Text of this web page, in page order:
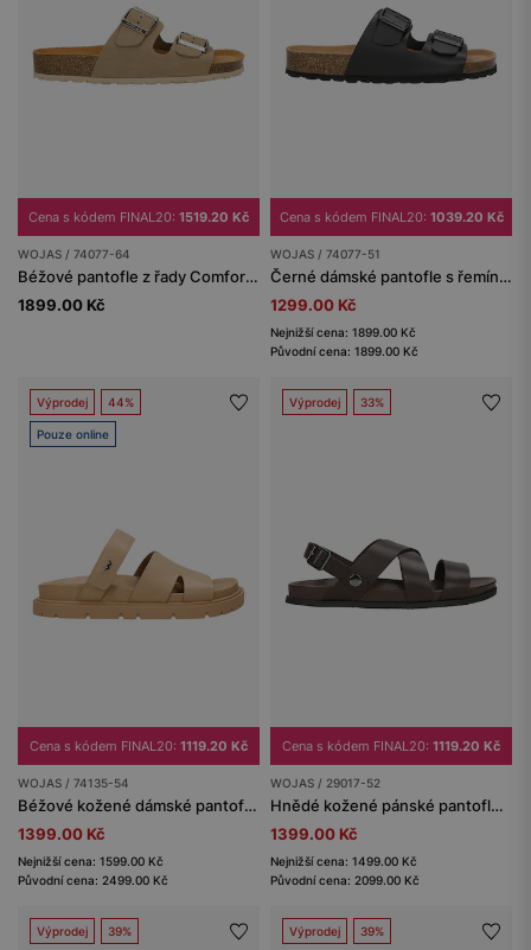
Cena s kódem FINAL20: 1519.20 Kč
WOJAS / 74077-64
Béžové pantofle z řady Comfort na korkové podrážce
1899.00 Kč
Cena s kódem FINAL20: 1039.20 Kč
WOJAS / 74077-51
Černé dámské pantofle s řemínky a korkovou podrážkou
1299.00 Kč
Nejnižší cena: 1899.00 Kč
Původní cena: 1899.00 Kč
Výprodej 44%
Pouze online
Cena s kódem FINAL20: 1119.20 Kč
WOJAS / 74135-54
Béžové kožené dámské pantofle na masivní podrážce
1399.00 Kč
Nejnižší cena: 1599.00 Kč
Původní cena: 2499.00 Kč
Výprodej 33%
Cena s kódem FINAL20: 1119.20 Kč
WOJAS / 29017-52
Hnědé kožené pánské pantofle-sandály s odnímatelným páskem 2v1
1399.00 Kč
Nejnižší cena: 1499.00 Kč
Původní cena: 2099.00 Kč
Výprodej 39% Výprodej 39%